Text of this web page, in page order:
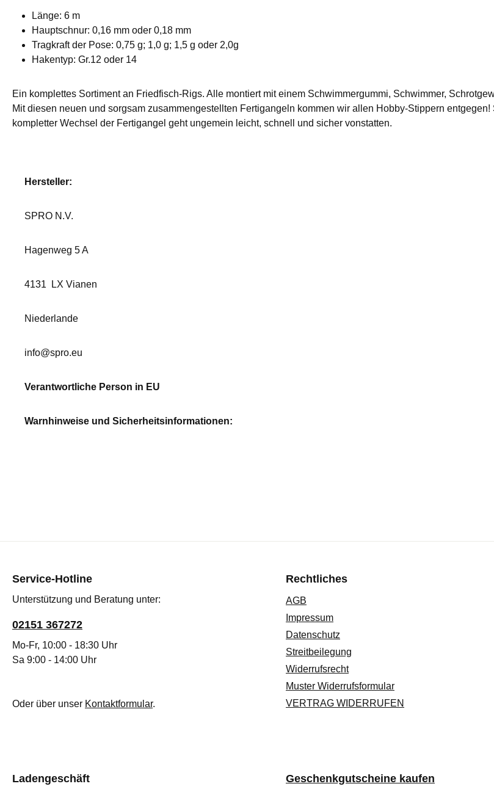
Länge: 6 m
Hauptschnur: 0,16 mm oder 0,18 mm
Tragkraft der Pose: 0,75 g; 1,0 g; 1,5 g oder 2,0g
Hakentyp: Gr.12 oder 14
Ein komplettes Sortiment an Friedfisch-Rigs. Alle montiert mit einem Schwimmergummi, Schwimmer,
Mit diesen neuen und sorgsam zusammengestellten Fertigangeln kommen wir allen Hobby-Stippern
kompletter Wechsel der Fertigangel geht ungemein leicht, schnell und sicher vonstatten.
Hersteller:
SPRO N.V.
Hagenweg 5 A
4131 LX Vianen
Niederlande
info@spro.eu
Verantwortliche Person in EU
Warnhinweise und Sicherheitsinformationen:
Service-Hotline
Unterstützung und Beratung unter:
02151 367272
Mo-Fr, 10:00 - 18:30 Uhr
Sa 9:00 - 14:00 Uhr
Oder über unser Kontaktformular.
Rechtliches
AGB
Impressum
Datenschutz
Streitbeilegung
Widerrufsrecht
Muster Widerrufsformular
VERTRAG WIDERRUFEN
Ladengeschäft Geschenkgutscheine kaufen